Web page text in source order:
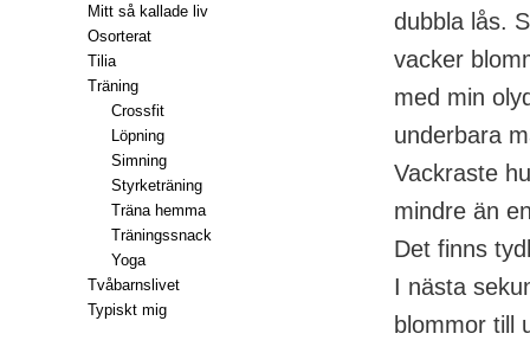
dubbla lås.
vacker
med min
underbara
Vackraste
mindre än
Det finns
I nästa
blommor till
Mitt så kallade liv
Osorterat
Tilia
Träning
Crossfit
Löpning
Simning
Styrketräning
Träna hemma
Träningssnack
Yoga
Tvåbarnslivet
Typiskt mig